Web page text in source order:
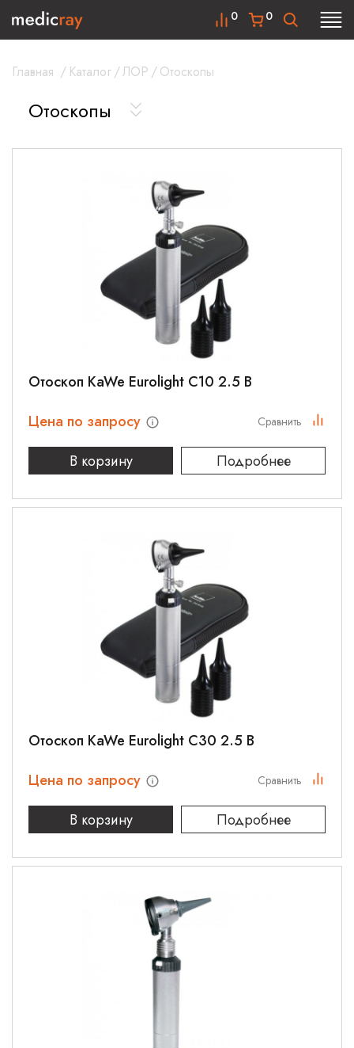
0
0
Главная / Каталог/ЛОР /Отоскопы
Отоскопы
Отоскоп KaWe Eurolight C10 2.5 В
Цена по запросу
В корзину
Подробнее
Сравнить
Отоскоп KaWe Eurolight C30 2.5 В
Цена по запросу
В корзину
Подробнее
Сравнить